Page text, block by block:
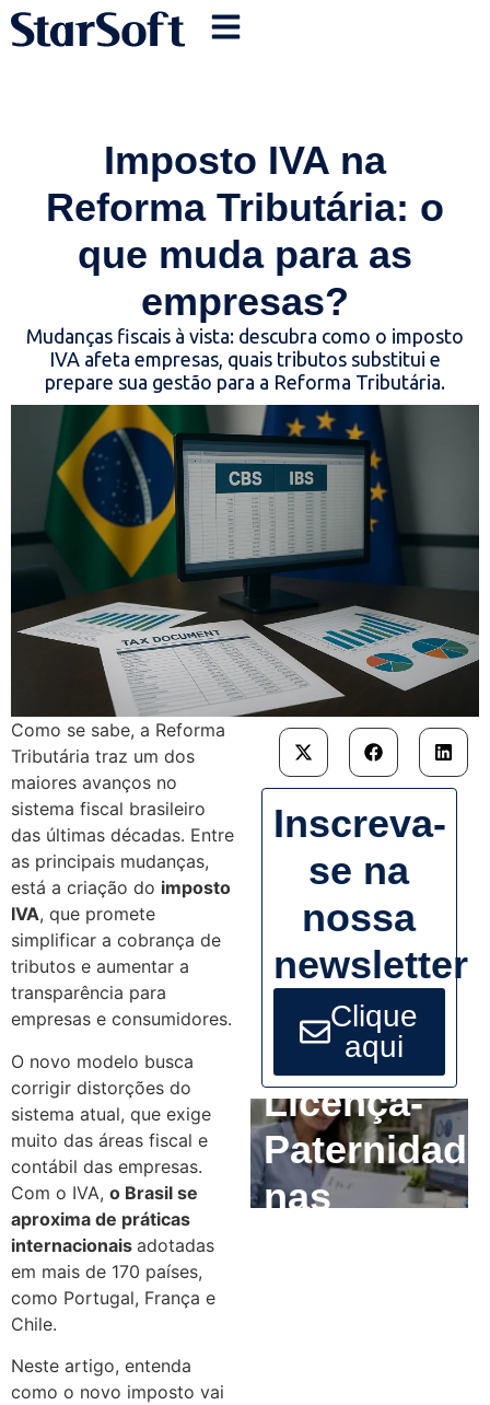
Imposto IVA na
Reforma Tributária: o
que muda para as
empresas?
Mudanças fiscais à vista: descubra como o imposto
IVA afeta empresas, quais tributos substitui e
prepare sua gestão para a Reforma Tributária.
Como se sabe, a Reforma
Tributária traz um dos
maiores avanços no
sistema fiscal brasileiro
das últimas décadas. Entre
as principais mudanças,
está a criação do imposto
IVA, que promete
simplificar a cobrança de
tributos e aumentar a
transparência para
empresas e consumidores.
O novo modelo busca
corrigir distorções do
sistema atual, que exige
muito das áreas fiscal e
contábil das empresas.
Com o IVA, o Brasil se
aproxima de práticas
internacionais adotadas
em mais de 170 países,
como Portugal, França e
Chile.
Neste artigo, entenda
como o novo imposto vai
Inscreva-
se na
nossa
newsletter
Clique
aqui
Licença-
Paternidade
nas